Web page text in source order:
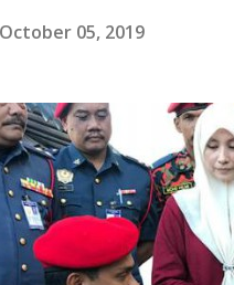
October 05, 2019